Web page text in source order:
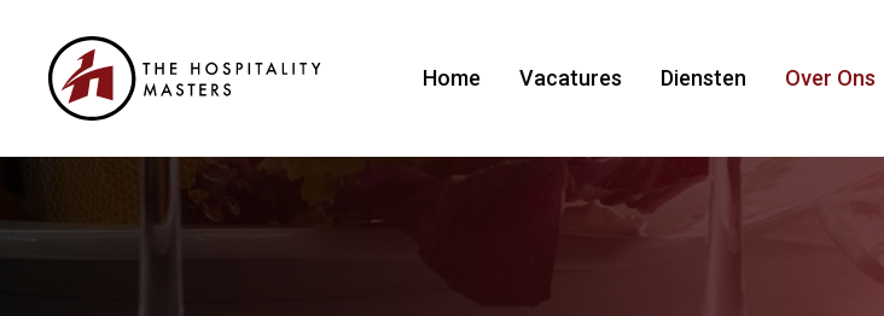
Home Vacatures Diensten Over Ons